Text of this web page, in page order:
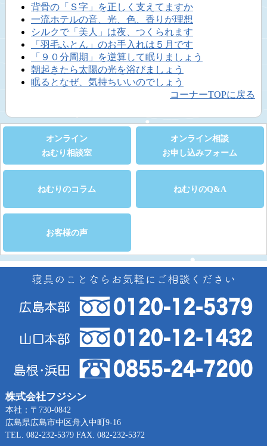
背骨の「Ｓ字」を正しく支えてますか
一流ホテルの音、光、色、香りが理想
シルクで「美人」は夜、つくられます
「羽毛ふとん」のお手入れは５月です
「９０分周期」を逆算して眠りましょう
朝起きたら太陽の光を浴びましょう
眠るとなぜ、気持ちいいのでしょう
コーナーTOPに戻る
オンライン
ねむり相談室
オンライン相談
お申し込みフォーム
ねむりのコラム ねむりのQ&A
お客様の声
株式会社フジシン
本社：〒730-0842
広島県広島市中区舟入中町9-16
TEL. 082-232-5379 FAX. 082-232-5372